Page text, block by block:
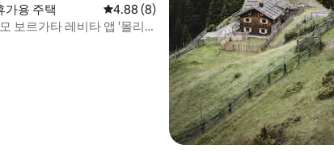
78개
가용 주택 평점 4.88점(5점 만점), 후기 8개
4.88 (8)
보르가타 레비타 앱 '몰리